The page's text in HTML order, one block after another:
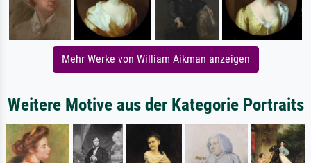
Mehr Werke von William Aikman anzeigen
Weitere Motive aus der Kategorie Portraits